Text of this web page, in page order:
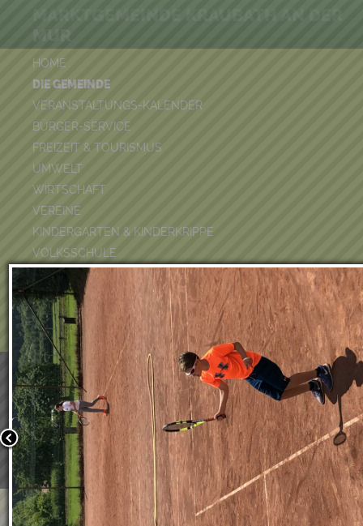
HOME
DIE GEMEINDE
VERANSTALTUNGS-KALENDER
BÜRGER-SERVICE
FREIZEIT & TOURISMUS
UMWELT
WIRTSCHAFT
VEREINE
KINDERGARTEN & KINDERKRIPPE
VOLKSSCHULE
BÜCHEREI
FEUERWEHR
DUATHLON 2026
POOLKALENDER
MUR
Wir verwenden Cookies, um unsere Webseite für Sie
benutzerfreundlich zu gestalten. Wenn Sie fortfahren,
an, dass Sie mit der Verwendung von Cookies auf
einverstanden sind.
Weitere Informationen:Datenschutzerklärung/Cookie-
Bestätigen